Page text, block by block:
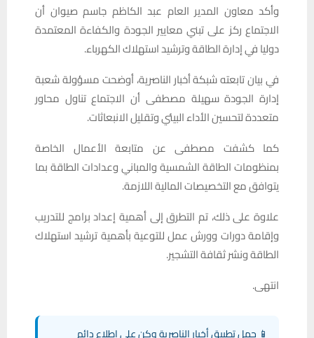
وأكد معاون المدير العام عبد الكاظم جاسم صيوان أن
الاجتماع ركز على تبني معايير الجودة والكفاءة المعتمدة
دوليا في إدارة الطاقة وترشيد استهلاك الكهرباء.
في بيان تابعته شبكة أخبار الناصرية، أوضحت مسؤولة شعبة
إدارة الجودة سهيلة مصطفى أن الاجتماع تناول محاور
متعددة لتحسين الأداء البيئي وتقليل الانبعاثات.
كما كشفت مصطفى عن متابعة الأعمال الخاصة
بمنظومات الطاقة الشمسية والمباني وعدادات الطاقة بما
يتوافق مع التخصيصات المالية اللازمة.
علاوة على ذلك، تم التطرق إلى أهمية إعداد برامج للتدريب
وإقامة دورات وورش عمل للتوعية بأهمية ترشيد استهلاك
الطاقة ونشر ثقافة التشجير.
انتهى.
📱 حمل تطبيق أخبار الناصرية وكن على اطلاع دائم